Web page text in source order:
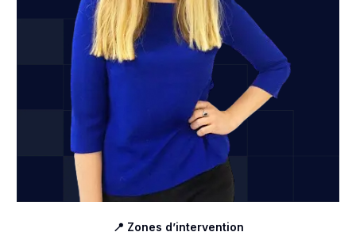
📍 Zones d’intervention